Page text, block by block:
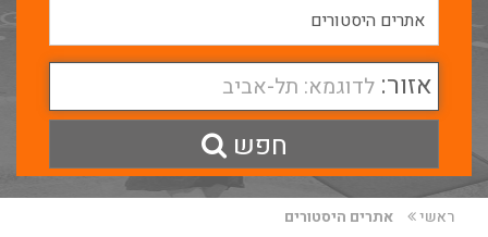
אזור: לדוגמא: תל-אביב
חפש
ראשי אתרים היסטורים